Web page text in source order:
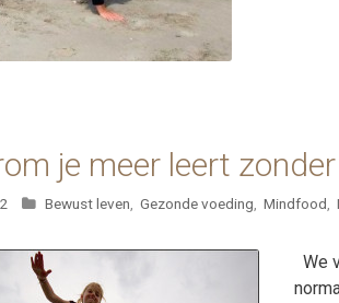
je meer leert
Categorieën
Bewust leven Gezonde voeding Mindfood
We